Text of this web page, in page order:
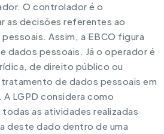
O controlador é o
as decisões referentes ao
Assim, a EBCO figura
dados pessoais. Já o operador é
de direito público ou
de dados pessoais em
LGPD considera como
as atividades realizadas
deste dado dentro de uma